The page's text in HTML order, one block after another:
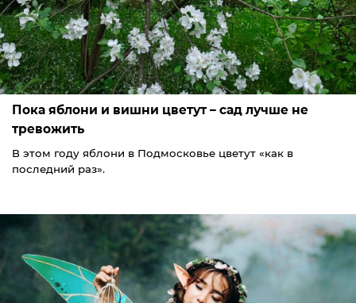
Пока яблони и вишни цветут – сад лучше не
тревожить
В этом году яблони в Подмосковье цветут «как в
последний раз».